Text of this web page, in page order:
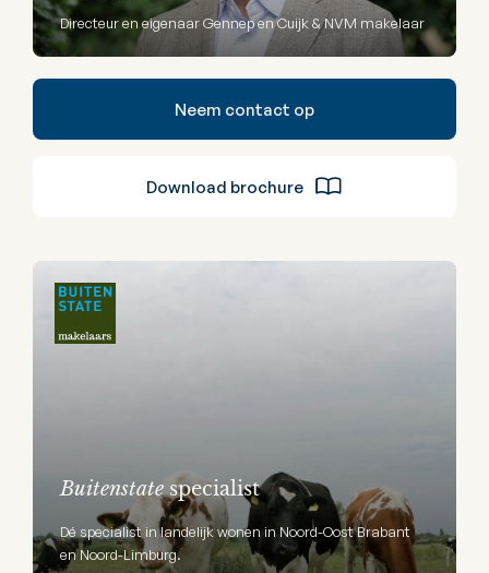
Directeur en eigenaar Gennep en Cuijk & NVM makelaar
Neem contact op
Download brochure
Buitenstatespecialist
Dé specialist in landelijk wonen in Noord-Oost Brabant
en Noord-Limburg.